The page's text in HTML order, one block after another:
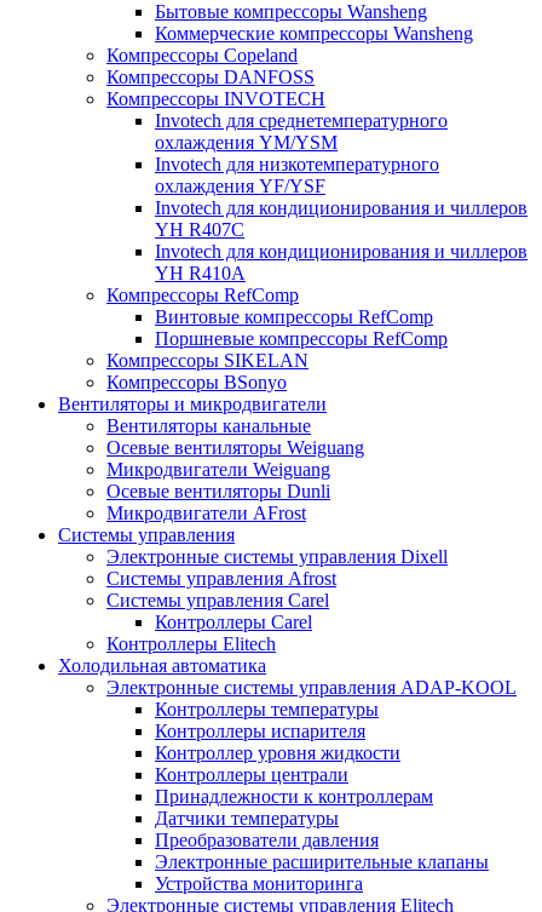
Бытовые компрессоры Wansheng
Коммерческие компрессоры Wansheng
Компрессоры Copeland
Компрессоры DANFOSS
Компрессоры INVOTECH
Invotech для среднетемпературного
охлаждения YM/YSM
Invotech для низкотемпературного
охлаждения YF/YSF
Invotech для кондиционирования и чиллеров
YH R407C
Invotech для кондиционирования и чиллеров
YH R410A
Компрессоры RefComp
Винтовые компрессоры RefComp
Поршневые компрессоры RefComp
Компрессоры SIKELAN
Компрессоры BSonyo
Вентиляторы и микродвигатели
Вентиляторы канальные
Осевые вентиляторы Weiguang
Микродвигатели Weiguang
Осевые вентиляторы Dunli
Микродвигатели AFrost
Системы управления
Электронные системы управления Dixell
Системы управления Afrost
Системы управления Carel
Контроллеры Carel
Контроллеры Elitech
Холодильная автоматика
Электронные системы управления ADAP-KOOL
Контроллеры температуры
Контроллеры испарителя
Контроллер уровня жидкости
Контроллеры централи
Принадлежности к контроллерам
Датчики температуры
Преобразователи давления
Электронные расширительные клапаны
Устройства мониторинга
Электронные системы управления Elitech